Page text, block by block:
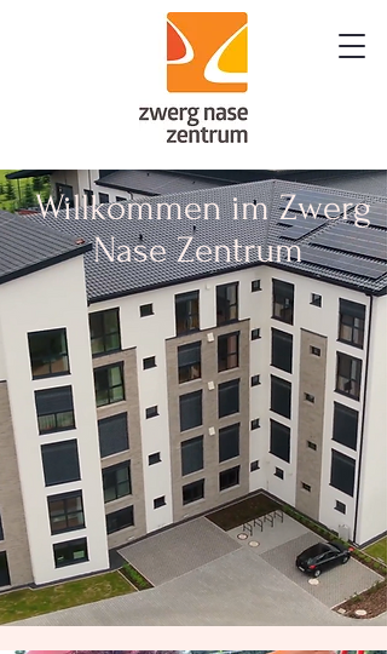
Willkommen im Zwerg
Nase Zentrum